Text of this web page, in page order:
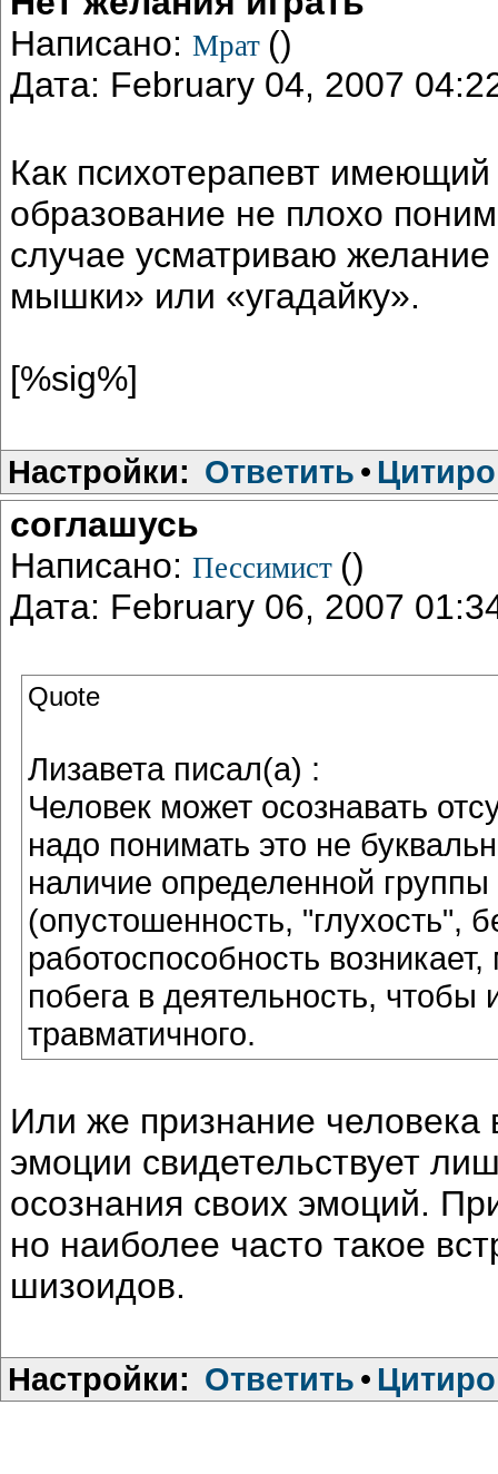
Написано: Мрат ()
Дата: February 04, 2007
Как психотерапевт
образование не плохо
случае усматриваю
мышки» или «угадайку».
[%sig%]
Настройки: Ответить •
соглашусь
Написано: Пессимист ()
Дата: February 06, 2007
Quote
Лизавета писал(а) :
Человек может осознавать
надо понимать это не
наличие определенной
(опустошенность, "глухость",
работоспособность
побега в деятельность, чтобы
травматичного.
Или же признание человека
эмоции свидетельствует
осознания своих эмоций.
но наиболее часто такое
шизоидов.
Настройки: Ответить •